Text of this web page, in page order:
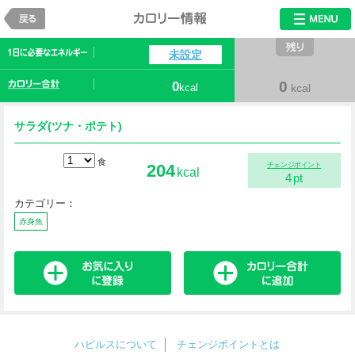
カロリー情報
未設定
0kcal 0 kcal
サラダ(ツナ・ポテト)
食 204 kcal チェンジポイント
4pt
カテゴリー：
赤身魚
ハピルスについて チェンジポイントとは